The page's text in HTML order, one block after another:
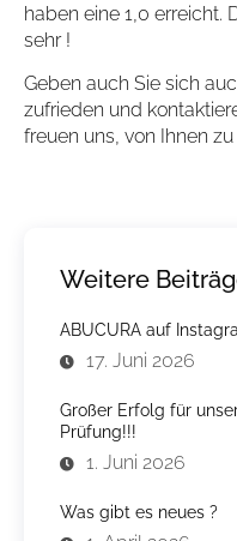
haben eine 1,0 erreicht.
sehr !
Geben auch Sie sich
zufrieden und
freuen uns, von Ihnen zu
Weitere
ABUCURA auf
17. Juni 2026
Großer Erfolg für
Prüfung!!!
1. Juni 2026
Was gibt es neues ?